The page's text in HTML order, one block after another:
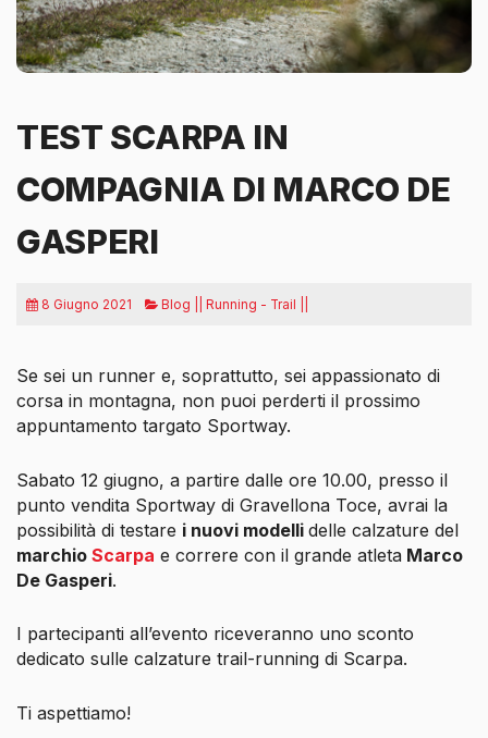
TEST SCARPA IN
COMPAGNIA DI MARCO DE
GASPERI
8 Giugno 2021 Blog || Running - Trail ||
Se sei un runner e, soprattutto, sei appassionato di
corsa in montagna, non puoi perderti il prossimo
appuntamento targato Sportway.
Sabato 12 giugno, a partire dalle ore 10.00, presso il
punto vendita Sportway di Gravellona Toce, avrai la
possibilità di testare i nuovi modelli delle calzature del
marchio Scarpa e correre con il grande atleta Marco
De Gasperi.
I partecipanti all’evento riceveranno uno sconto
dedicato sulle calzature trail-running di Scarpa.
Ti aspettiamo!